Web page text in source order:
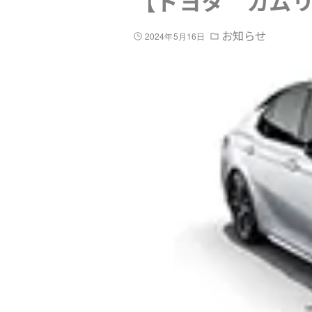
2024年5月16日 お知らせ